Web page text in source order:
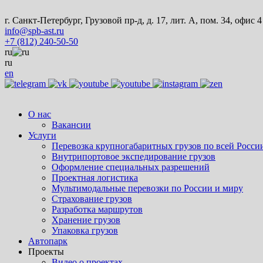
г. Санкт-Петербург, Грузовой пр-д, д. 17, лит. А, пом. 34, офис 4
info@spb-ast.ru
+7 (812) 240-50-50
ru
ru
en
О нас
Вакансии
Услуги
Перевозка крупногабаритных грузов по всей
Внутрипортовое экспедирование грузов
Оформление специальных разрешений
Проектная логистика
Мультимодальные перевозки по России и миру
Страхование грузов
Разработка маршрутов
Хранение грузов
Упаковка грузов
Автопарк
Проекты